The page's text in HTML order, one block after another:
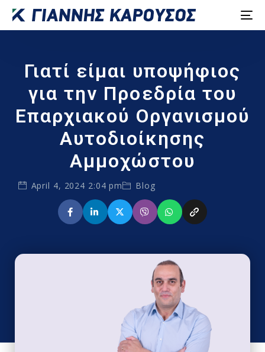
Γιατί είμαι υποψήφιος
για την Προεδρία του
Επαρχιακού Οργανισμού
Αυτοδιοίκησης
Αμμοχώστου
April 4, 2024 2:04 pm Blog